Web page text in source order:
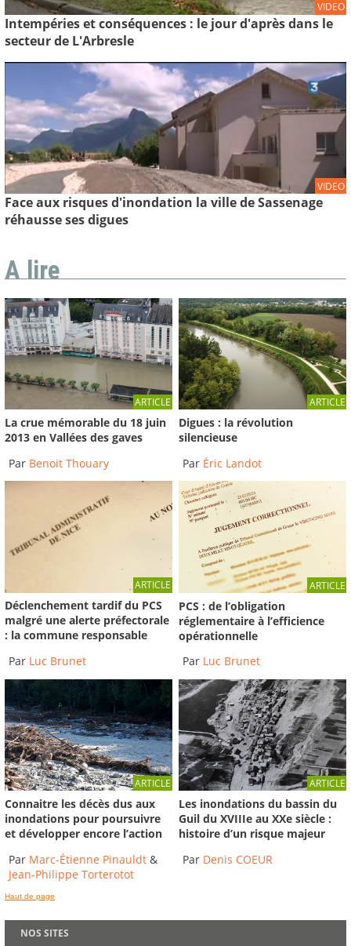
VIDEO
Intempéries et conséquences : le jour d'après dans le
secteur de L'Arbresle
VIDEO
Face aux risques d'inondation la ville de Sassenage
réhausse ses digues
A lire
ARTICLE
La crue mémorable du 18 juin
2013 en Vallées des gaves
Par Benoit Thouary
ARTICLE
Digues : la révolution
silencieuse
Par Éric Landot
ARTICLE
Déclenchement tardif du PCS
malgré une alerte préfectorale
: la commune responsable
Par Luc Brunet
ARTICLE
PCS : de l’obligation
réglementaire à l’efficience
opérationnelle
Par Luc Brunet
ARTICLE
Connaitre les décès dus aux
inondations pour poursuivre
et développer encore l’action
Par Marc-Étienne Pinauldt &
Jean-Philippe Torterotot
ARTICLE
Les inondations du bassin du
Guil du XVIIIe au XXe siècle :
histoire d’un risque majeur
Par Denis COEUR
Haut de page
NOS SITES